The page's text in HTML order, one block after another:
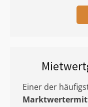
Einer der